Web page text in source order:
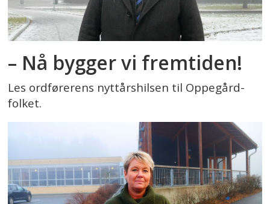
– Nå bygger vi fremtiden!
Les ordførerens nyttårshilsen til Oppegård-
folket.